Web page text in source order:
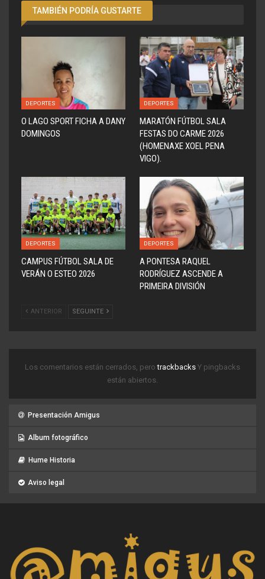
TAMBIÉN PODRÍA GUSTARTE
DEPORTES
O LAGO SPORT FICHA A DANY
DOMINGOS
DEPORTES
MARATÓN FÚTBOL SALA
FESTAS DO CARME 2026
(HOMENAXE XOEL PENA
VIGO).
DEPORTES
CAMPUS FÚTBOL SALA DE
VERÁN O ESTEO 2026
DEPORTES
A PONTESA RAQUEL
RODRÍGUEZ ASCENDE A
PRIMEIRA DIVISIÓN
ANTERIOR SEGUINTE
Los comentarios están cerrados, perotrackbacks Y pingbacks
están abiertos.
Presentación Amigus
Album fotográfico
Hume Historia
Aviso legal